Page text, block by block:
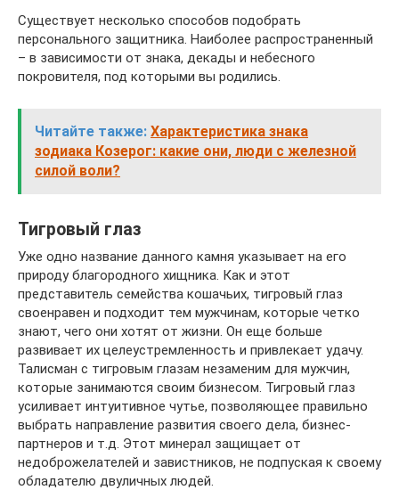
Существует несколько способов подобрать
персонального защитника. Наиболее распространенный
– в зависимости от знака, декады и небесного
покровителя, под которыми вы родились.
Читайте также: Характеристика знака
зодиака Козерог: какие они, люди с железной
силой воли?
Тигровый глаз
Уже одно название данного камня указывает на его
природу благородного хищника. Как и этот
представитель семейства кошачьих, тигровый глаз
своенравен и подходит тем мужчинам, которые четко
знают, чего они хотят от жизни. Он еще больше
развивает их целеустремленность и привлекает удачу.
Талисман с тигровым глазам незаменим для мужчин,
которые занимаются своим бизнесом. Тигровый глаз
усиливает интуитивное чутье, позволяющее правильно
выбрать направление развития своего дела, бизнес-
партнеров и т.д. Этот минерал защищает от
недоброжелателей и завистников, не подпуская к своему
обладателю двуличных людей.